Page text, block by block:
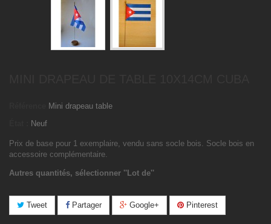
Mini drapeau table
Neuf
Prix de base pour 1 exemplaire, vendu sans socle bois. Socle bois en
accessoire complémentaire.
Autres quantités, sélectionner ''Lot de''
Tweet Partager Google+ Pinterest